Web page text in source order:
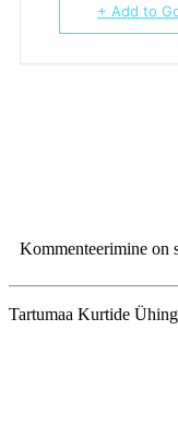
+ Add to
Kommenteerimine on
Tartumaa Kurtide